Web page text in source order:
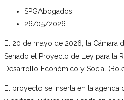
SPGAbogados
26/05/2026
El 20 de mayo de 2026, la Cámara
Senado el Proyecto de Ley para la
Desarrollo Económico y Social
El proyecto se inserta en la